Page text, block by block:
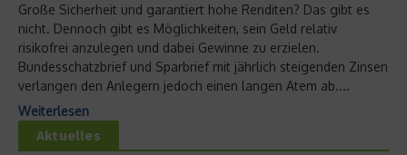
Große Sicherheit und garantiert hohe Renditen? Das gibt es
nicht. Dennoch gibt es Möglichkeiten, sein Geld relativ
risikofrei anzulegen und dabei Gewinne zu erzielen.
Bundesschatzbrief und Sparbrief mit jährlich steigenden Zinsen
verlangen den Anlegern jedoch einen langen Atem ab....
Weiterlesen
Aktuelles